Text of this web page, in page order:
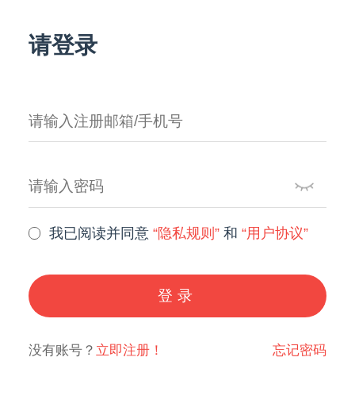
请登录
我已阅读并同意“隐私规则” 和“用户协议”
登录
没有账号？ 立即注册！ 忘记密码